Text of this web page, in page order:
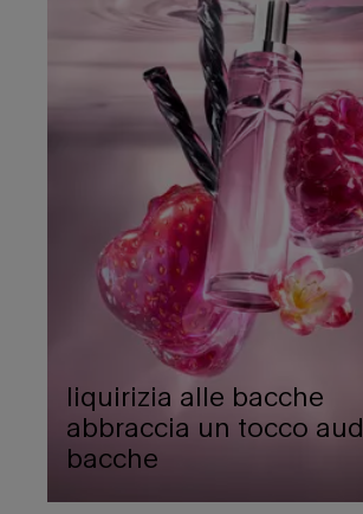
liquirizia alle bacche
abbraccia un tocco
bacche